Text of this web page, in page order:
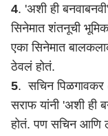
4. 'अशी ही
सिनेमात शंतनूची भूमिका
एका सिनेमात
ठेवलं होतं.
5. सचिन
सराफ यांनी 'अशी ही
होतं. पण सचिन आणि